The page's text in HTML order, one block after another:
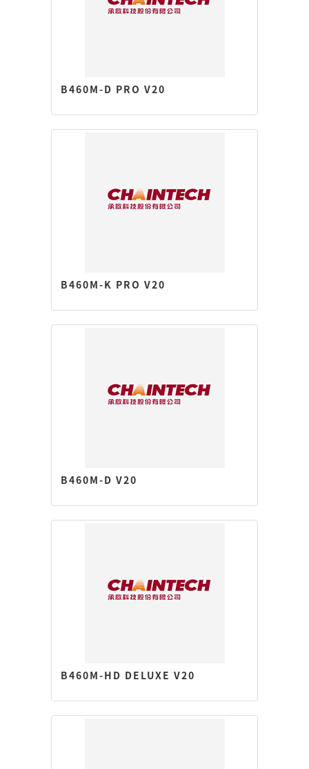
B460M-D PRO V20
B460M-K PRO V20
B460M-D V20
B460M-HD DELUXE V20